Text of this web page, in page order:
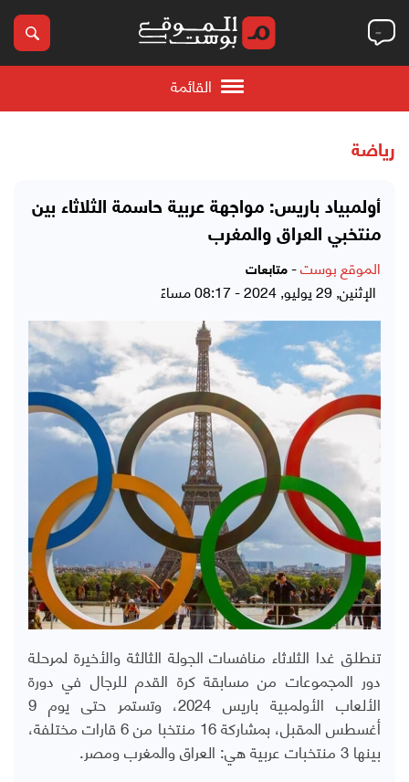
القائمة
رياضة
أولمبياد باريس: مواجهة عربية حاسمة الثلاثاء بين
منتخبي العراق والمغرب
الموقع بوست- متابعات
الإثنين, 29 يوليو, 2024 - 08:17 مساءً
تنطلق غدا الثلاثاء منافسات الجولة الثالثة والأخيرة لمرحلة
دور المجموعات من مسابقة كرة القدم للرجال في دورة
الألعاب الأولمبية باريس 2024، وتستمر حتى يوم 9
أغسطس المقبل، بمشاركة 16 منتخبا من 6 قارات مختلفة،
بينها 3 منتخبات عربية هي: العراق والمغرب ومصر.